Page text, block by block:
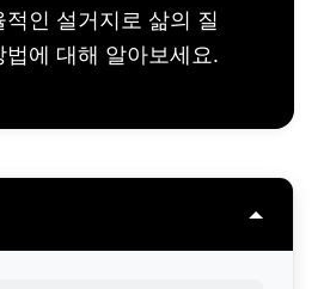
적인 설거지로 삶의 질
법에 대해 알아보세요.